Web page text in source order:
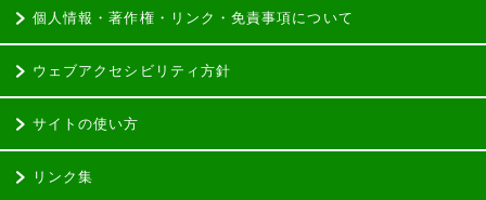
個人情報・著作権・リンク・免責事項について
ウェブアクセシビリティ方針
サイトの使い方
リンク集